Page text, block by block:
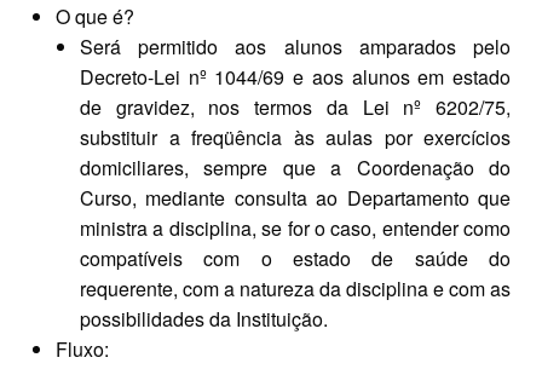
O que é?
Será permitido aos alunos amparados pelo
Decreto-Lei nº 1044/69 e aos alunos em estado
de gravidez, nos termos da Lei nº 6202/75,
substituir a freqüência às aulas por exercícios
domiciliares, sempre que a Coordenação do
Curso, mediante consulta ao Departamento que
ministra a disciplina, se for o caso, entender como
compatíveis com o estado de saúde do
requerente, com a natureza da disciplina e com as
possibilidades da Instituição.
Fluxo: